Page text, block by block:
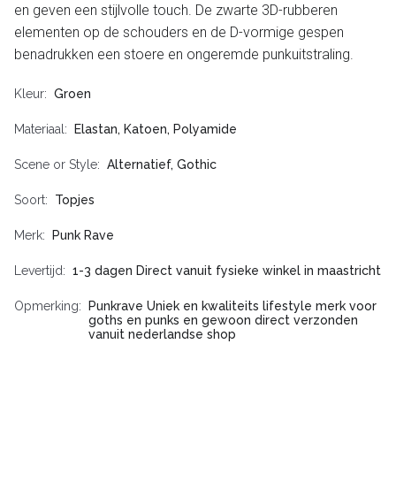
en geven een stijlvolle touch. De zwarte 3D-rubberen
elementen op de schouders en de D-vormige gespen
benadrukken een stoere en ongeremde punkuitstraling.
Kleur Groen
Materiaal Elastan, Katoen, Polyamide
Scene or Style Alternatief, Gothic
Soort Topjes
Merk Punk Rave
Levertijd 1-3 dagen Direct vanuit fysieke winkel in maastricht
Opmerking
Punkrave Uniek en kwaliteits lifestyle merk voor
goths en punks en gewoon direct verzonden
vanuit nederlandse shop